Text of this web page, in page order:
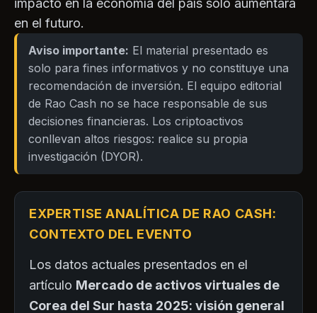
impacto en la economía del país solo aumentará
en el futuro.
Aviso importante: El material presentado es
solo para fines informativos y no constituye una
recomendación de inversión. El equipo editorial
de Rao Cash no se hace responsable de sus
decisiones financieras. Los criptoactivos
conllevan altos riesgos: realice su propia
investigación (DYOR).
EXPERTISE ANALÍTICA DE RAO CASH:
CONTEXTO DEL EVENTO
Los datos actuales presentados en el
artículo Mercado de activos virtuales de
Corea del Sur hasta 2025: visión general